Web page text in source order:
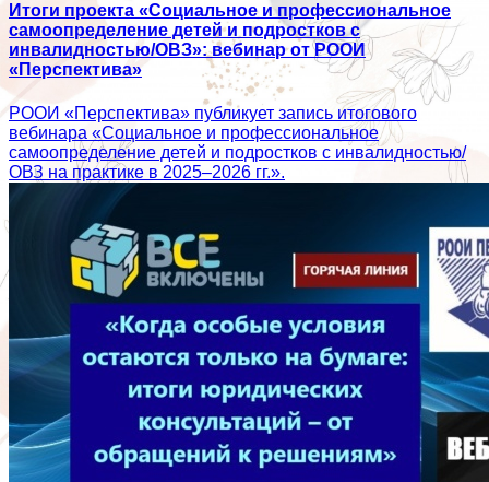
Итоги проекта «Социальное и профессиональное
самоопределение детей и подростков с
инвалидностью/ОВЗ»: вебинар от РООИ
«Перспектива»
РООИ «Перспектива» публикует запись итогового
вебинара «Социальное и профессиональное
самоопределение детей и подростков с инвалидностью/
ОВЗ на практике в 2025–2026 гг.».